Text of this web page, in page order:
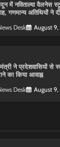
में नविताल्या वैलनेस
गणमान्य अतिथियों ने
Desk August
ने प्रदेशवासियों से
का किया आवाह्न
Desk August